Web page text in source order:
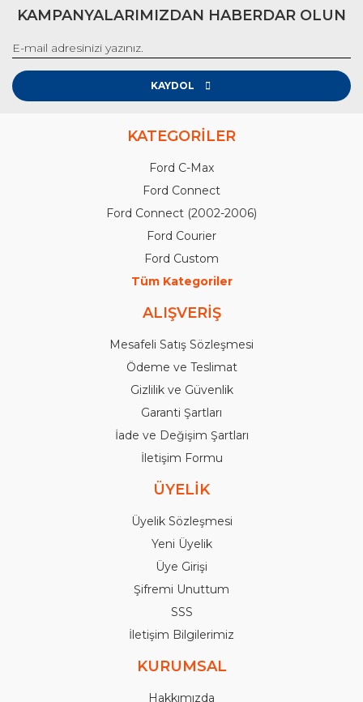
KAMPANYALARIMIZDAN HABERDAR OLUN
KAYDOL
KATEGORİLER
Ford C-Max
Ford Connect
Ford Connect (2002-2006)
Ford Courier
Ford Custom
Tüm Kategoriler
ALIŞVERİŞ
Mesafeli Satış Sözleşmesi
Ödeme ve Teslimat
Gizlilik ve Güvenlik
Garanti Şartları
İade ve Değişim Şartları
İletişim Formu
ÜYELİK
Üyelik Sözleşmesi
Yeni Üyelik
Üye Girişi
Şifremi Unuttum
SSS
İletişim Bilgilerimiz
KURUMSAL
Hakkımızda